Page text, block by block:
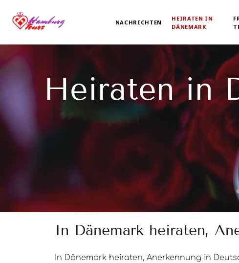
NACHRICHTEN
HEIRATEN IN
DÄNEMARK
Heiraten in
In Dänemark heiraten,
In Dänemark heiraten, Anerkennung in